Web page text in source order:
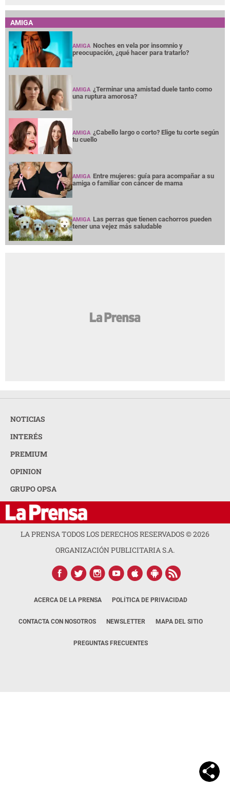
AMIGA
AMIGA Noches en vela por insomnio y
preocupación, ¿qué hacer para tratarlo?
AMIGA ¿Terminar una amistad duele tanto como
una ruptura amorosa?
AMIGA ¿Cabello largo o corto? Elige tu corte según
tu cuello
AMIGA Entre mujeres: guía para acompañar a su
amiga o familiar con cáncer de mama
AMIGA Las perras que tienen cachorros pueden
tener una vejez más saludable
NOTICIAS
INTERÉS
PREMIUM
OPINION
GRUPO OPSA
LA PRENSA TODOS LOS DERECHOS RESERVADOS ©2026
ORGANIZACIÓN PUBLICITARIA S.A.
ACERCA DE LA PRENSA POLÍTICA DE PRIVACIDAD
CONTACTA CON NOSOTROS NEWSLETTER MAPA DEL SITIO
PREGUNTAS FRECUENTES